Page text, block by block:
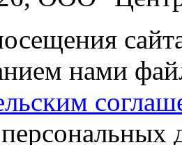
нами